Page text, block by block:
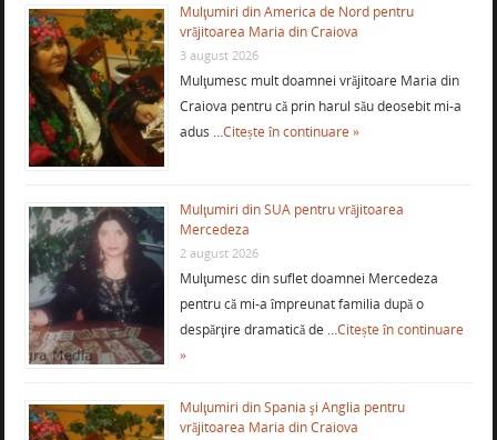
Mulţumiri din America de Nord pentru
vrăjitoarea Maria din Craiova
3 august 2026
Mulţumesc mult doamnei vrăjitoare Maria din
Craiova pentru că prin harul său deosebit mi-a
adus …Citește în continuare »
Mulţumiri din SUA pentru vrăjitoarea
Mercedeza
2 august 2026
Mulţumesc din suflet doamnei Mercedeza
pentru că mi-a împreunat familia după o
despărţire dramatică de …Citește în continuare
»
Mulţumiri din Spania şi Anglia pentru
vrăjitoarea Maria din Craiova